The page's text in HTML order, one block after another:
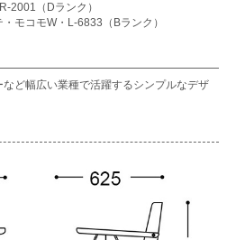
2001（Dランク）
モコモW・L-6833（Bランク）
ど幅広い業種で活躍するシンプルなデザ